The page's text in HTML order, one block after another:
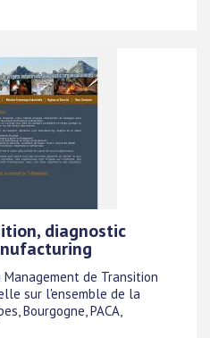
diagnostic
de Transition
sur l'ensemble de la
Bourgogne, PACA,